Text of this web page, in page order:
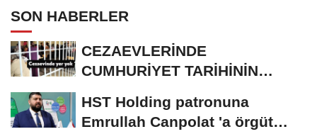
SON HABERLER
CEZAEVLERİNDE
CUMHURİYET TARİHİNİN
KİŞİ...
HST Holding patronuna
Emrullah Canpolat 'a örgüt